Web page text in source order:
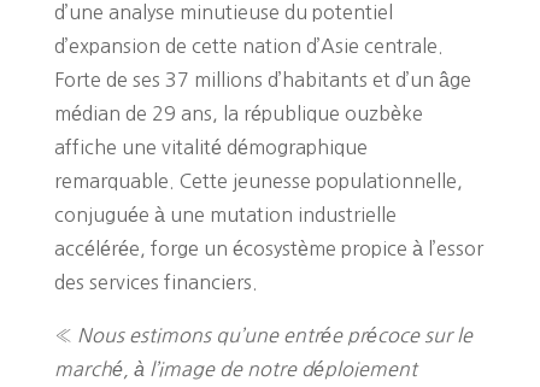
d’une analyse minutieuse du potentiel
d’expansion de cette nation d’Asie centrale.
Forte de ses 37 millions d’habitants et d’un âge
médian de 29 ans, la république ouzbèke
affiche une vitalité démographique
remarquable. Cette jeunesse populationnelle,
conjuguée à une mutation industrielle
accélérée, forge un écosystème propice à l’essor
des services financiers.
« Nous estimons qu’une entrée précoce sur le
marché, à l’image de notre déploiement